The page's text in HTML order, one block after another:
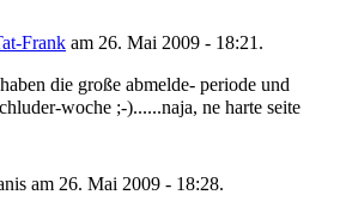
Frank am 26. Mai 2009 - 18:21.
die große abmelde- periode und
woche ;-)......naja, ne harte seite
am 26. Mai 2009 - 18:28.